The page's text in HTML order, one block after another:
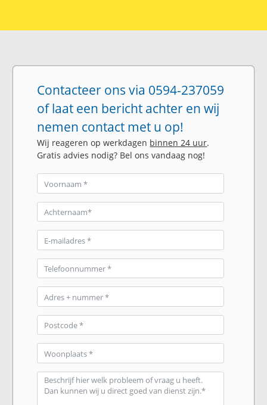
Contacteer ons via 0594-237059
of laat een bericht achter en wij
nemen contact met u op!
Wij reageren op werkdagen binnen 24 uur.
Gratis advies nodig? Bel ons vandaag nog!